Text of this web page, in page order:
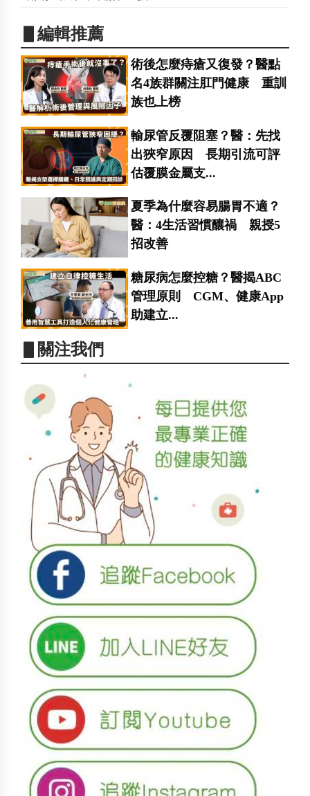
▋編輯推薦
術後怎麼痔瘡又復發？醫點
名4族群關注肛門健康 重訓
族也上榜
輸尿管反覆阻塞？醫：先找
出狹窄原因 長期引流可評
估覆膜金屬支...
夏季為什麼容易腸胃不適？
醫：4生活習慣釀禍 親授5
招改善
糖尿病怎麼控糖？醫揭ABC
管理原則 CGM、健康App
助建立...
▋關注我們